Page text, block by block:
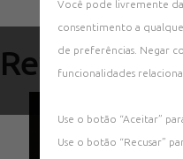
Você pode livremente
consentimento a
de preferências. Negar
funcionalidades
Use o botão “Aceitar”
Use o botão “Recusar”
Revista